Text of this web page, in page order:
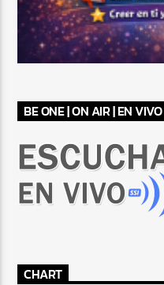
BE ONE | ON AIR | EN VIVO
CHART